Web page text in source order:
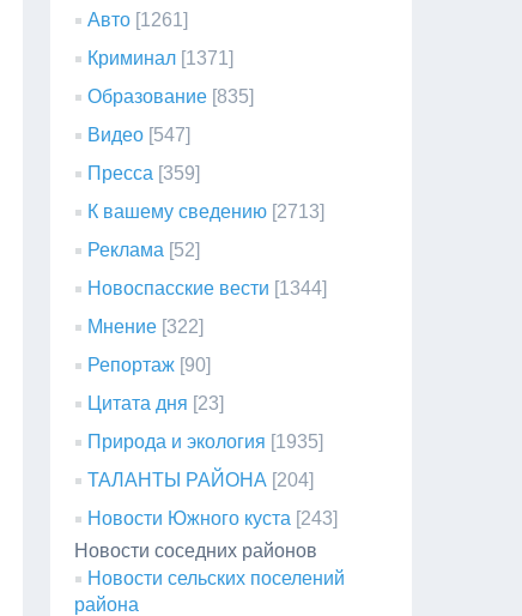
Авто [1261]
Криминал [1371]
Образование [835]
Видео [547]
Пресса [359]
К вашему сведению [2713]
Реклама [52]
Новоспасские вести [1344]
Мнение [322]
Репортаж [90]
Цитата дня [23]
Природа и экология [1935]
ТАЛАНТЫ РАЙОНА [204]
Новости Южного куста [243]
Новости соседних районов
Новости сельских поселений
района